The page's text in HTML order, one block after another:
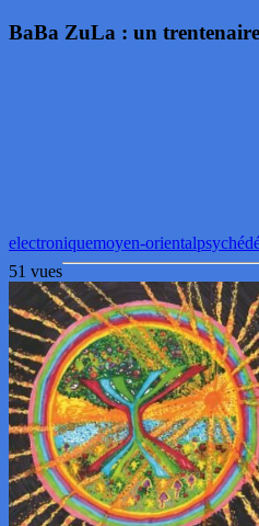
BaBa ZuLa : un
electroniquemoyen-oriental
51 vues